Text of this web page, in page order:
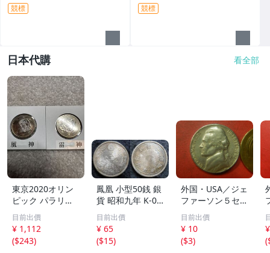
競標 競標
日本代購 看全部
東京2020オリン
ピック パラリン
ピック記念貨幣 5
00円 風神 雷神 2
枚セット クラッ
ド貨幣 記念硬貨
目前出價
¥ 1,112
($243)
鳳凰 小型50銭 銀
貨 昭和九年 K-02
37
目前出價
¥ 65
($15)
外国・USA／ジェ
ファーソン５セン
ト白銅貨（1970
年D） 251218
目前出價
¥ 10
($3)
(